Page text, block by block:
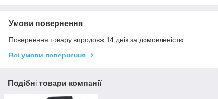
Умови повернення
Повернення товару впродовж 14 днів за домовленістю
Всі умови повернення
Подібні товари компанії